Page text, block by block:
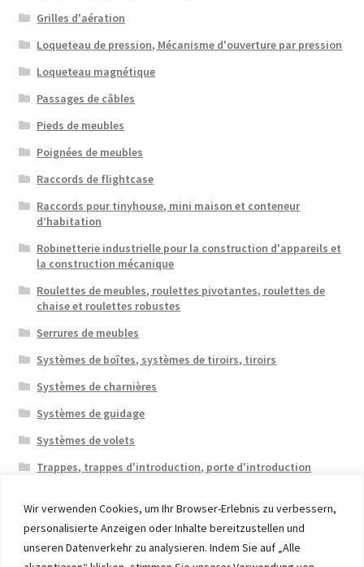
Wir verwenden Cookies, um Ihr Browser-Erlebnis zu verbessern,
personalisierte Anzeigen oder Inhalte bereitzustellen und
unseren Datenverkehr zu analysieren. Indem Sie auf „Alle
Grilles d'aération
Loqueteau de pression, Mécanisme d'ouverture par pression
Loqueteau magnétique
Passages de câbles
Pieds de meubles
Poignées de meubles
Raccords de flightcase
Raccords pour tinyhouse, mini maison et conteneur
d’habitation
Robinetterie industrielle pour la construction d'appareils et
la construction mécanique
Roulettes de meubles, roulettes pivotantes, roulettes de
chaise et roulettes robustes
Serrures de meubles
Systèmes de boîtes, systèmes de tiroirs, tiroirs
Systèmes de charnières
Systèmes de guidage
Systèmes de volets
Trappes, trappes d'introduction, porte d'introduction